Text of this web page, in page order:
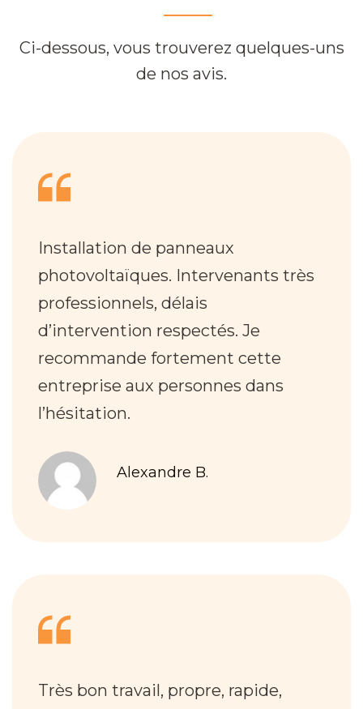
Ci-dessous, vous trouverez quelques-uns
de nos avis.
Installation de panneaux
photovoltaïques. Intervenants très
professionnels, délais
d’intervention respectés. Je
recommande fortement cette
entreprise aux personnes dans
l’hésitation.
Alexandre B.
Très bon travail, propre, rapide,